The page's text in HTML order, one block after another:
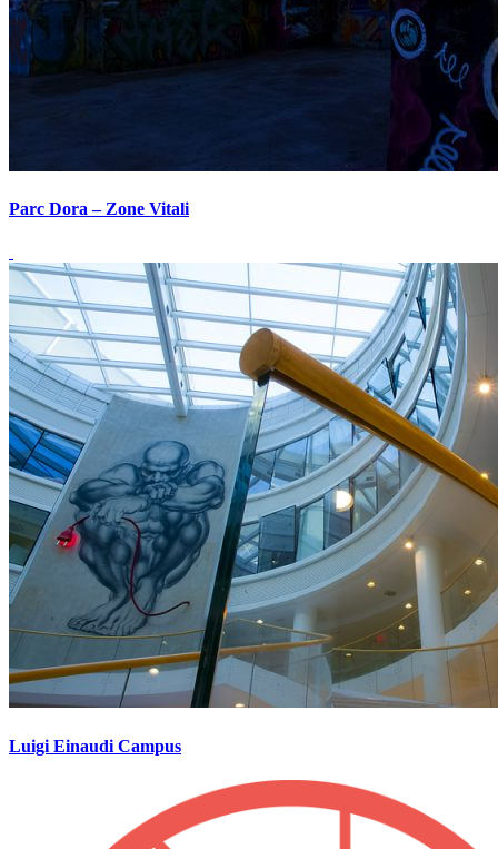
Parc Dora – Zone Vitali
Luigi Einaudi Campus